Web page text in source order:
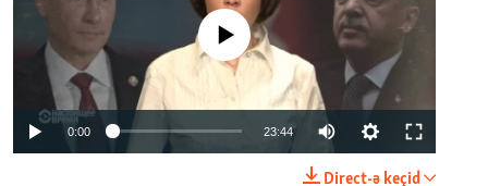
No media source currently available
0:00 23:44
Direct-ə keçid